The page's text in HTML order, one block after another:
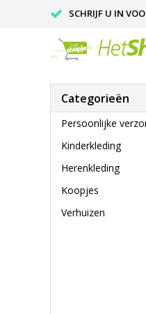
SCHRIJF U IN
Categorieën
Persoonlijke
Kinderkleding
Herenkleding
Koopjes
Verhuizen